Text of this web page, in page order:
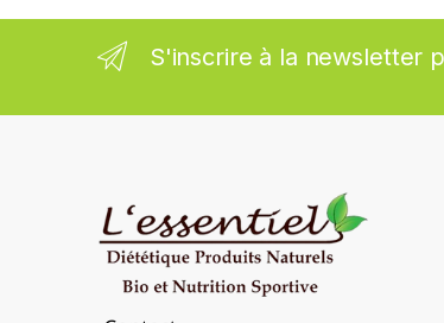
l
S'inscrire à la newsletter